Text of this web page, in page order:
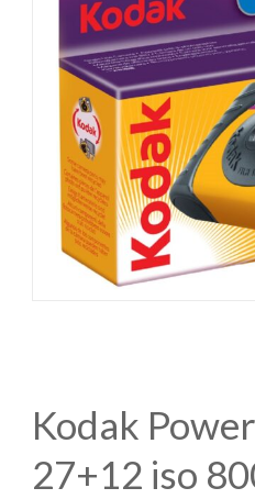
Kodak
27+12 iso